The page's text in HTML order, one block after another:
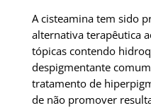
A cisteamina tem sido
alternativa terapêutica
tópicas contendo
despigmentante
tratamento de
de não promover